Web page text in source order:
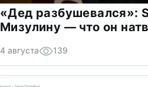
«Дед разбушевался»:
Мизулину — что он
4 августа 139